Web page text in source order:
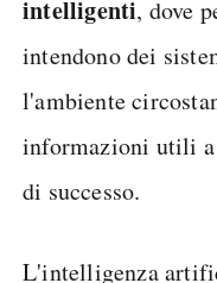
intelligenti, dove
intendono dei
l'ambiente
informazioni utili
di successo.
L'intelligenza